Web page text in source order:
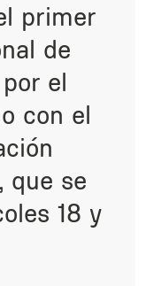
primer
de
el
con el
que se
18 y